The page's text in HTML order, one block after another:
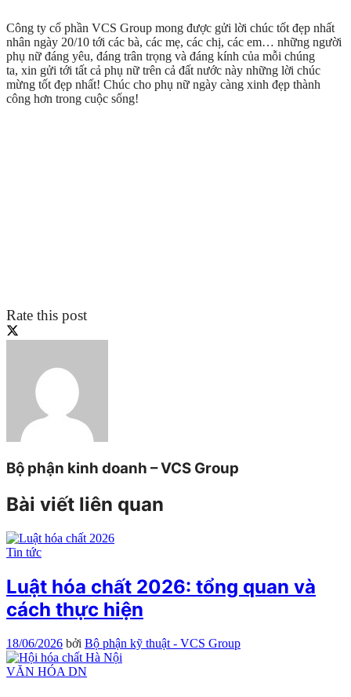
Công ty cổ phần VCS Group mong được gửi lời chúc tốt đẹp nhất
nhân ngày 20/10 tới các bà, các mẹ, các chị, các em… những người
phụ nữ đáng yêu, đáng trân trọng và đáng kính của mỗi chúng
ta, xin gửi tới tất cả phụ nữ trên cả đất nước này những lời chúc
mừng tốt đẹp nhất! Chúc cho phụ nữ ngày càng xinh đẹp thành
công hơn trong cuộc sống!
Rate this post
Bộ phận kinh doanh – VCS Group
Bài viết liên quan
Tin tức
Luật hóa chất 2026: tổng quan và
cách thực hiện
18/06/2026 bởi Bộ phận kỹ thuật - VCS Group
VĂN HÓA DN